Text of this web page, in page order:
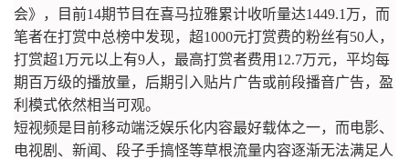
会》，目前14期节目在喜马拉雅累计收听量达1449.1万，而
笔者在打赏中总榜中发现，超1000元打赏费的粉丝有50人，
打赏超1万元以上有9人，最高打赏者费用12.7万元，平均每
期百万级的播放量，后期引入贴片广告或前段播音广告，盈
利模式依然相当可观。
短视频是目前移动端泛娱乐化内容最好载体之一，而电影、
电视剧、新闻、段子手搞怪等草根流量内容逐渐无法满足人